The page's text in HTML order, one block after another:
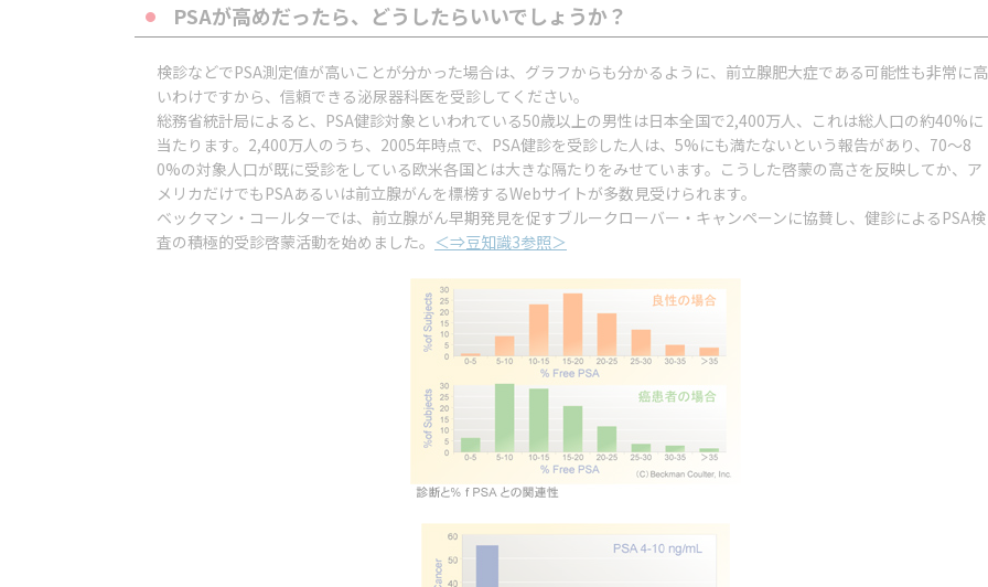
PSAが高めだったら、どうしたらいいでしょうか？
検診などでPSA測定値が高いことが分かった場合は、グラフからも分かるように、前立腺肥大症である可能性も非常に高
いわけですから、信頼できる泌尿器科医を受診してください。
総務省統計局によると、PSA健診対象といわれている50歳以上の男性は日本全国で2,400万人、これは総人口の約40%に
当たります。2,400万人のうち、2005年時点で、PSA健診を受診した人は、5%にも満たないという報告があり、70～8
0%の対象人口が既に受診をしている欧米各国とは大きな隔たりをみせています。こうした啓蒙の高さを反映してか、ア
メリカだけでもPSAあるいは前立腺がんを標榜するWebサイトが多数見受けられます。
ベックマン・コールターでは、前立腺がん早期発見を促すブルークローバー・キャンペーンに協賛し、健診によるPSA検
査の積極的受診啓蒙活動を始めました。 ＜⇒豆知識3参照＞